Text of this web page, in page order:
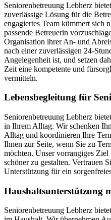
Seniorenbetreuung Lebherz
zuverlässige Lösung für die
engagiertes Team kümmert sich
passende Betreuerin
Organisation ihrer An- und
nach einer zuverlässigen 24-
Angelegenheit ist, und setzen
Zeit eine kompetente und
vermitteln.
Lebensbegleitung für
Seniorenbetreuung Lebherz
in Ihrem Alltag. Wir schenken
Alltag und koordinieren Ihre
Ihnen zur Seite, wenn Sie zu
möchten. Unser vorrangiges
schöner zu gestalten. Vertrauen
Unterstützung für ein
Haushalts­unterstützung
Seniorenbetreuung Lebherz